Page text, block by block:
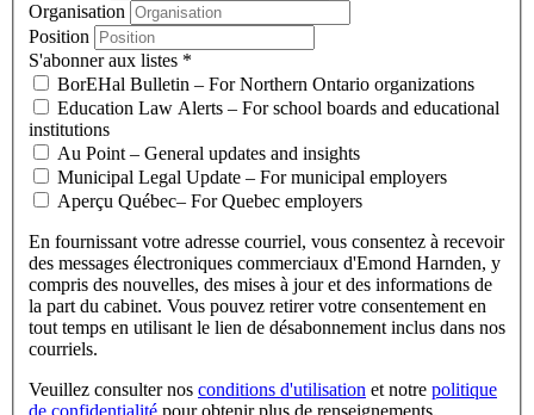
Organisation
Position
S'abonner aux listes *
BorEHal Bulletin – For Northern Ontario organizations
Education Law Alerts – For school boards and educational
institutions
Au Point – General updates and insights
Municipal Legal Update – For municipal employers
Aperçu Québec– For Quebec employers
En fournissant votre adresse courriel, vous consentez à recevoir
des messages électroniques commerciaux d'Emond Harnden, y
compris des nouvelles, des mises à jour et des informations de
la part du cabinet. Vous pouvez retirer votre consentement en
tout temps en utilisant le lien de désabonnement inclus dans nos
courriels.
Veuillez consulter nos conditions d'utilisation et notre politique